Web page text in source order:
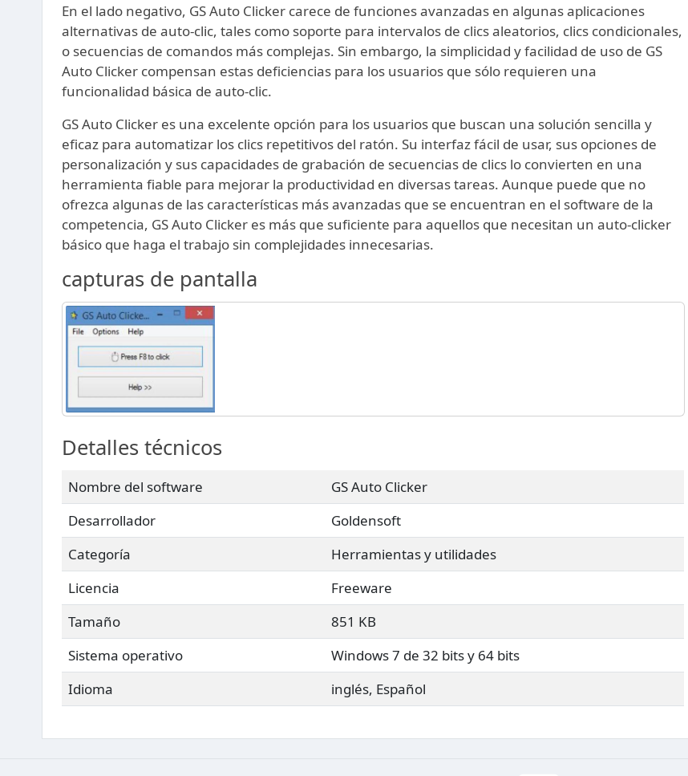
En el lado negativo, GS Auto Clicker carece de funciones avanzadas en algunas aplicaciones
alternativas de auto-clic, tales como soporte para intervalos de clics aleatorios, clics condicionales,
o secuencias de comandos más complejas. Sin embargo, la simplicidad y facilidad de uso de GS
Auto Clicker compensan estas deficiencias para los usuarios que sólo requieren una
funcionalidad básica de auto-clic.
GS Auto Clicker es una excelente opción para los usuarios que buscan una solución sencilla y
eficaz para automatizar los clics repetitivos del ratón. Su interfaz fácil de usar, sus opciones de
personalización y sus capacidades de grabación de secuencias de clics lo convierten en una
herramienta fiable para mejorar la productividad en diversas tareas. Aunque puede que no
ofrezca algunas de las características más avanzadas que se encuentran en el software de la
competencia, GS Auto Clicker es más que suficiente para aquellos que necesitan un auto-clicker
básico que haga el trabajo sin complejidades innecesarias.
capturas de pantalla
Detalles técnicos
Nombre del software
GS Auto Clicker
Desarrollador
Goldensoft
Categoría
Herramientas y utilidades
Licencia
Freeware
Tamaño
851 KB
Sistema operativo
Windows 7 de 32 bits y 64 bits
Idioma
inglés, Español